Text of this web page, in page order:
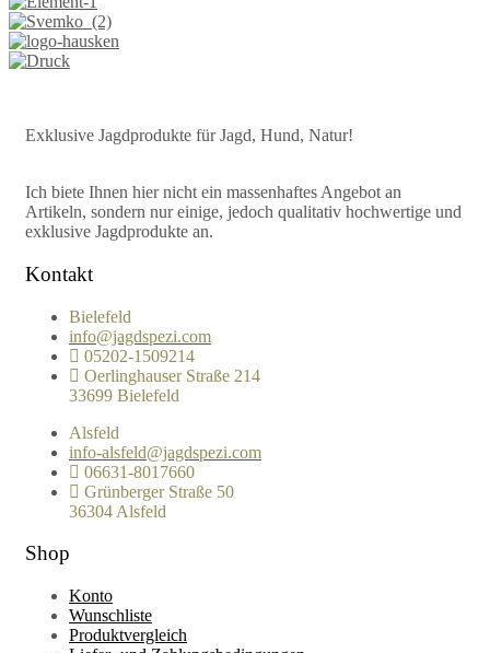
Exklusive Jagdprodukte für Jagd, Hund, Natur!
Ich biete Ihnen hier nicht ein massenhaftes Angebot an
Artikeln, sondern nur einige, jedoch qualitativ hochwertige und
exklusive Jagdprodukte an.
Kontakt
Bielefeld
info@jagdspezi.com
05202-1509214
Oerlinghauser Straße 214
33699 Bielefeld
Alsfeld
info-alsfeld@jagdspezi.com
06631-8017660
Grünberger Straße 50
36304 Alsfeld
Shop
Konto
Wunschliste
Produktvergleich